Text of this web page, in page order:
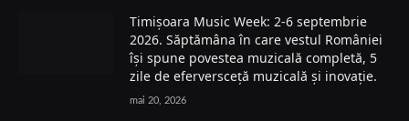
Timișoara Music Week: 2-6 septembrie
2026. Săptămâna în care vestul României
își spune povestea muzicală completă, 5
zile de eferversceță muzicală și inovație.
mai 20, 2026